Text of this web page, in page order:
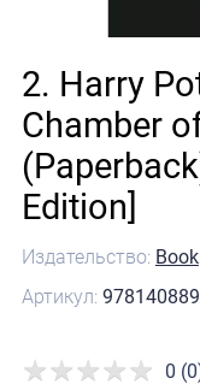
Издательство: Book
Артикул:
2. Harry
Chamber
Edition]
0